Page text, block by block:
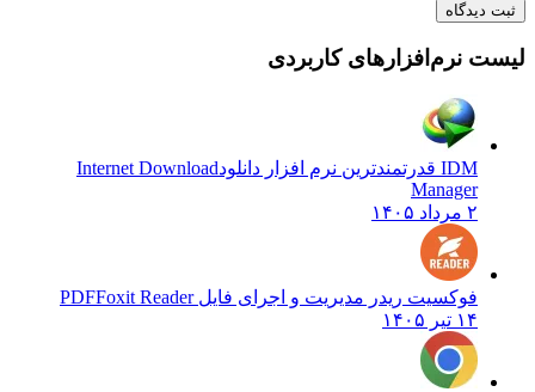
ثبت دیدگاه
لیست نرم‌افزارهای کاربردی
IDM قدرتمندترین نرم افزار دانلود
Internet Download
Manager
۲ مرداد ۱۴۰۵
فوکسیت ریدر مدیریت و اجرای فایل PDFFoxit Reader
۱۴ تیر ۱۴۰۵